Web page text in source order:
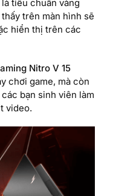
tiêu chuẩn vàng
trên màn hình sẽ
hiển thị trên các
Nitro V 15
chơi game, mà còn
bạn sinh viên làm
video.